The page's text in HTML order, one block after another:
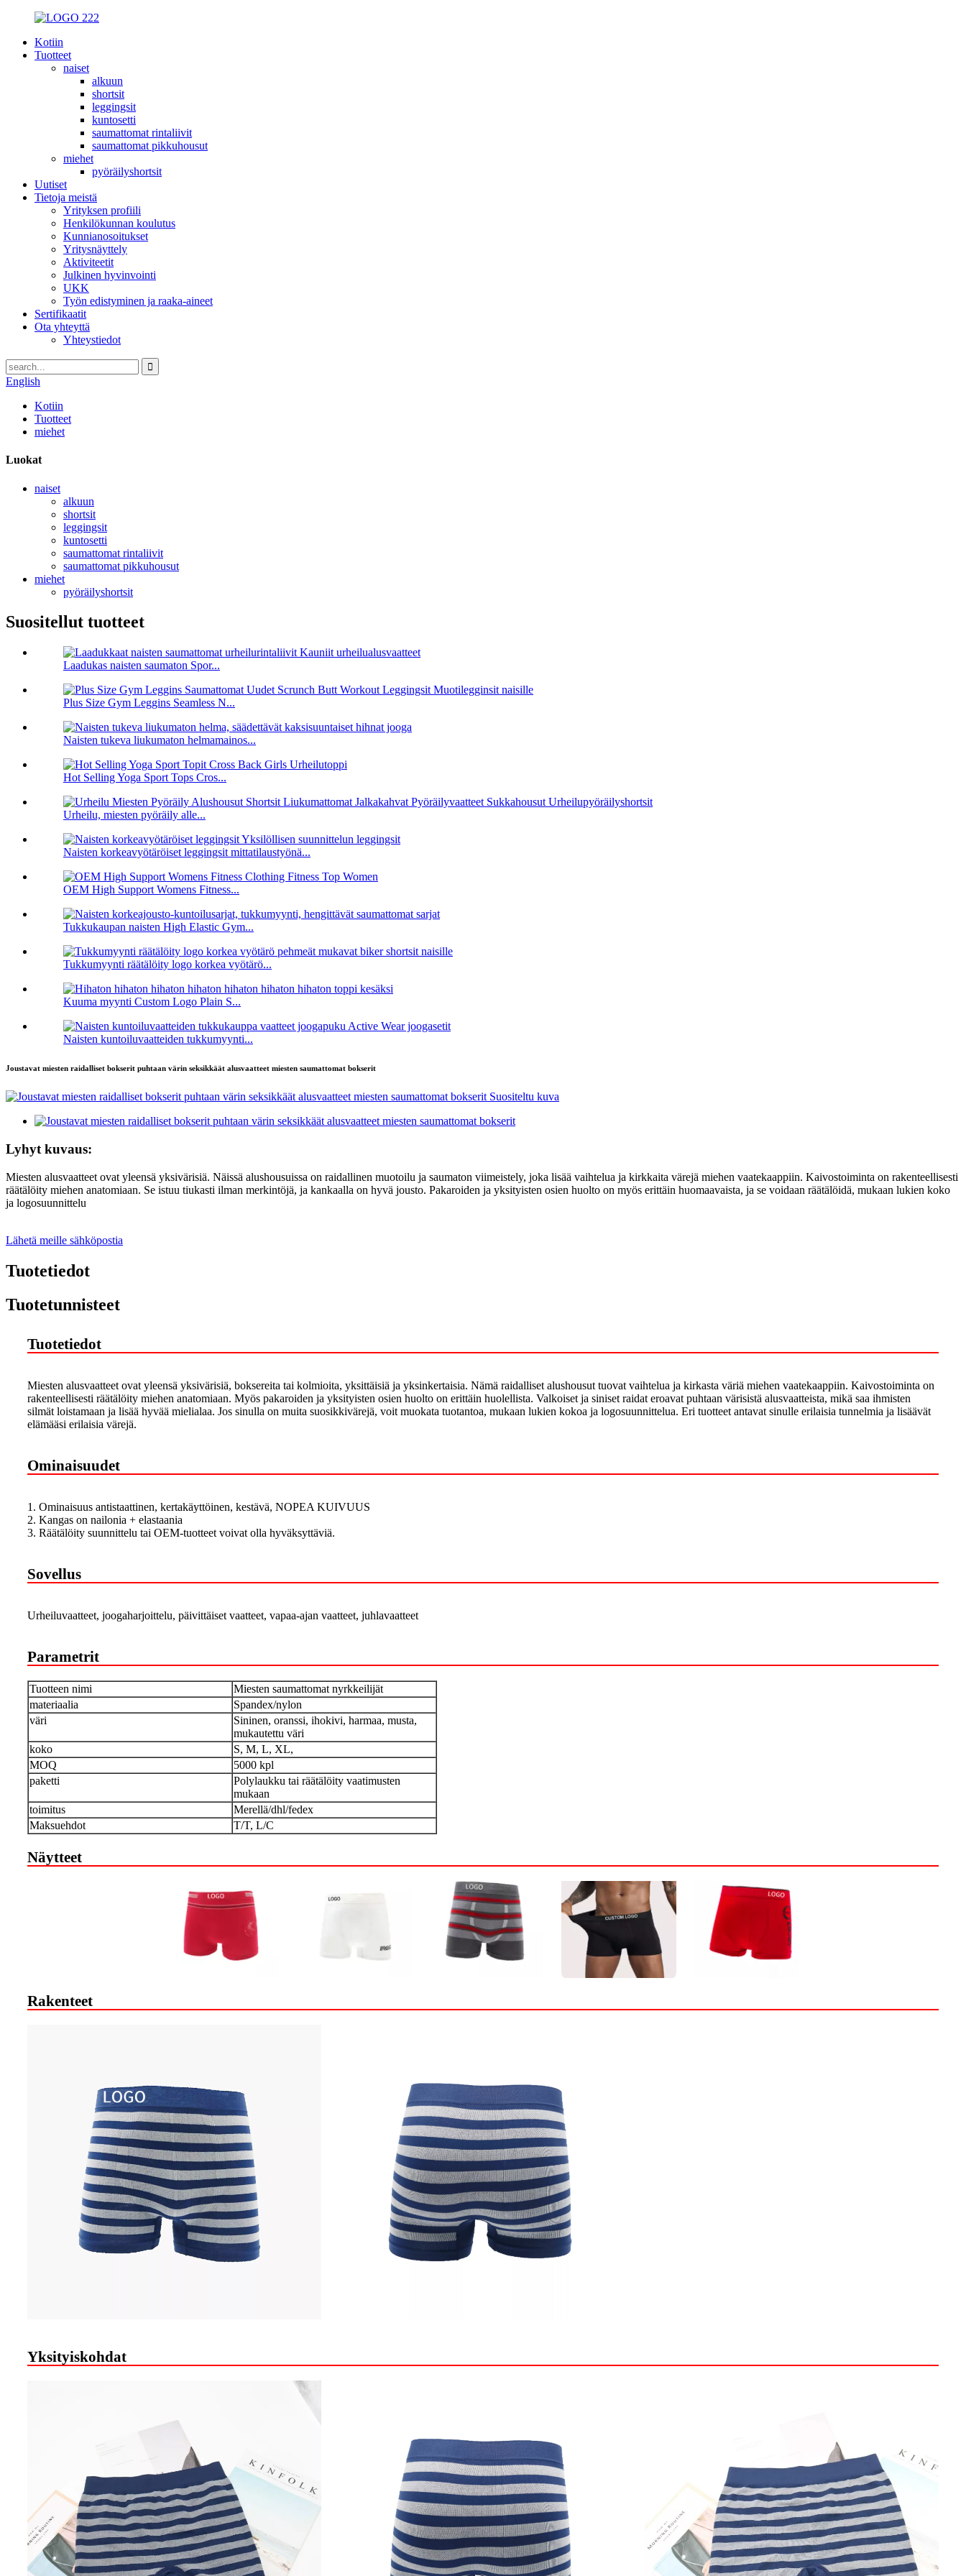
Kotiin
Tuotteet
naiset
alkuun
shortsit
leggingsit
kuntosetti
saumattomat rintaliivit
saumattomat pikkuhousut
miehet
pyöräilyshortsit
Uutiset
Tietoja meistä
Yrityksen profiili
Henkilökunnan koulutus
Kunnianosoitukset
Yritysnäyttely
Aktiviteetit
Julkinen hyvinvointi
UKK
Työn edistyminen ja raaka-aineet
Sertifikaatit
Ota yhteyttä
Yhteystiedot
English
Kotiin
Tuotteet
miehet
Luokat
naiset
alkuun
shortsit
leggingsit
kuntosetti
saumattomat rintaliivit
saumattomat pikkuhousut
miehet
pyöräilyshortsit
Suositellut tuotteet
Laadukas naisten saumaton Spor...
Plus Size Gym Leggins Seamless N...
Naisten tukeva liukumaton helmamainos...
Hot Selling Yoga Sport Tops Cros...
Urheilu, miesten pyöräily alle...
Naisten korkeavyötäröiset leggingsit mittatilaustyönä...
OEM High Support Womens Fitness...
Tukkukaupan naisten High Elastic Gym...
Tukkumyynti räätälöity logo korkea vyötärö...
Kuuma myynti Custom Logo Plain S...
Naisten kuntoiluvaatteiden tukkumyynti...
Joustavat miesten raidalliset bokserit puhtaan värin seksikkäät alusvaatteet miesten saumattomat bokserit
Lyhyt kuvaus:
Miesten alusvaatteet ovat yleensä yksivärisiä. Näissä alushousuissa on raidallinen muotoilu ja saumaton viimeistely, joka lisää vaihtelua ja kirkkaita värejä miehen vaatekaappiin. Kaivostoiminta on rakenteellisesti
räätälöity miehen anatomiaan. Se istuu tiukasti ilman merkintöjä, ja kankaalla on hyvä jousto. Pakaroiden ja yksityisten osien huolto on myös erittäin huomaavaista, ja se voidaan räätälöidä, mukaan lukien koko
ja logosuunnittelu
Lähetä meille sähköpostia
Tuotetiedot
Tuotetunnisteet
Tuotetiedot
Miesten alusvaatteet ovat yleensä yksivärisiä, boksereita tai kolmioita, yksittäisiä ja yksinkertaisia. Nämä raidalliset alushousut tuovat vaihtelua ja kirkasta väriä miehen vaatekaappiin. Kaivostoiminta on
rakenteellisesti räätälöity miehen anatomiaan. Myös pakaroiden ja yksityisten osien huolto on erittäin huolellista. Valkoiset ja siniset raidat eroavat puhtaan värisistä alusvaatteista, mikä saa ihmisten
silmät loistamaan ja lisää hyvää mielialaa. Jos sinulla on muita suosikkivärejä, voit muokata tuotantoa, mukaan lukien kokoa ja logosuunnittelua. Eri tuotteet antavat sinulle erilaisia ​​tunnelmia ja lisäävät
elämääsi erilaisia ​​värejä.
Ominaisuudet
1. Ominaisuus antistaattinen, kertakäyttöinen, kestävä, NOPEA KUIVUUS
2. Kangas on nailonia + elastaania
3. Räätälöity suunnittelu tai OEM-tuotteet voivat olla hyväksyttäviä.
Sovellus
Urheiluvaatteet, joogaharjoittelu, päivittäiset vaatteet, vapaa-ajan vaatteet, juhlavaatteet
Parametrit
Tuotteen nimi
Miesten saumattomat nyrkkeilijät
materiaalia
Spandex/nylon
väri
Sininen, oranssi, ihokivi, harmaa, musta,
mukautettu väri
koko
S, M, L, XL,
MOQ
5000 kpl
paketti
Polylaukku tai räätälöity vaatimusten
mukaan
toimitus
Merellä/dhl/fedex
Maksuehdot
T/T, L/C
Näytteet
Rakenteet
Yksityiskohdat